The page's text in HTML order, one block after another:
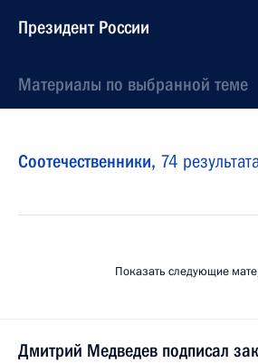
Президент России
Материалы по выбранной теме
Соотечественники, 74
Показать следующие
Дмитрий Медведев подписал